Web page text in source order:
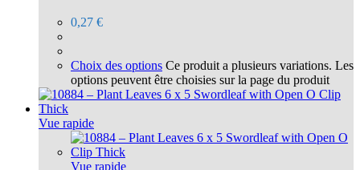
0,27 €
Choix des options Ce produit a plusieurs variations. Les
options peuvent être choisies sur la page du produit
Vue rapide
Vue rapide